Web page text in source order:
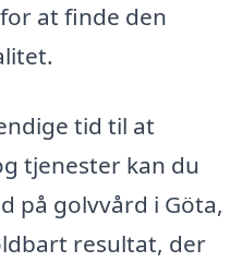
at finde den
tid til at
tjenester kan du
på golvvård i Göta,
resultat, der